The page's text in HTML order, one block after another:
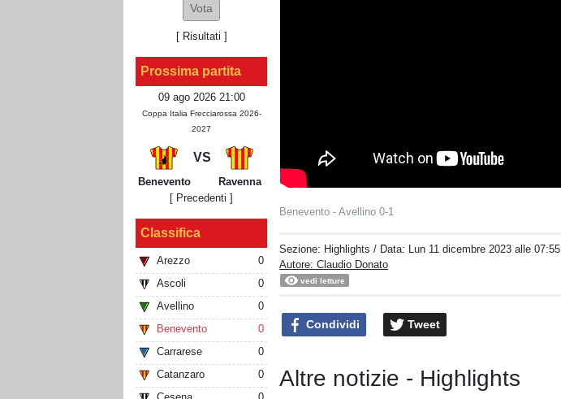
[ Risultati ]
Prossima partita
09 ago 2026 21:00
Coppa Italia Frecciarossa 2026-
2027
VS
Benevento
Ravenna
[ Precedenti ]
Classifica
Arezzo
0
Ascoli
0
Avellino
0
Benevento
0
Carrarese
0
Catanzaro
0
Benevento - Avellino 0-1
Sezione: Highlights / Data: Lun 11 dicembre 2023 alle 07:55
Autore: Claudio Donato
vedi letture
Condividi Tweet
Altre notizie - Highlights